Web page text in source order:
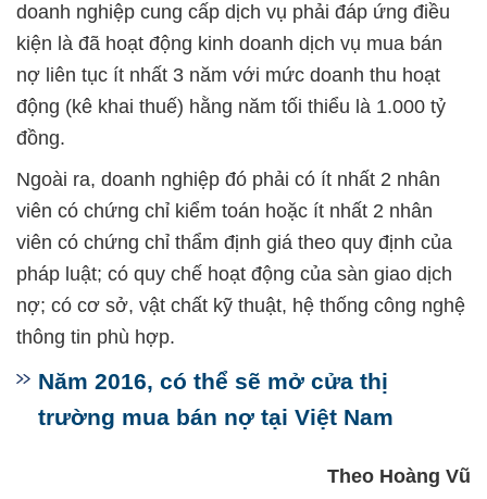
doanh nghiệp cung cấp dịch vụ phải đáp ứng điều
kiện là đã hoạt động kinh doanh dịch vụ mua bán
nợ liên tục ít nhất 3 năm với mức doanh thu hoạt
động (kê khai thuế) hằng năm tối thiểu là 1.000 tỷ
đồng.
Ngoài ra, doanh nghiệp đó phải có ít nhất 2 nhân
viên có chứng chỉ kiểm toán hoặc ít nhất 2 nhân
viên có chứng chỉ thẩm định giá theo quy định của
pháp luật; có quy chế hoạt động của sàn giao dịch
nợ; có cơ sở, vật chất kỹ thuật, hệ thống công nghệ
thông tin phù hợp.
Năm 2016, có thể sẽ mở cửa thị
trường mua bán nợ tại Việt Nam
Theo Hoàng Vũ